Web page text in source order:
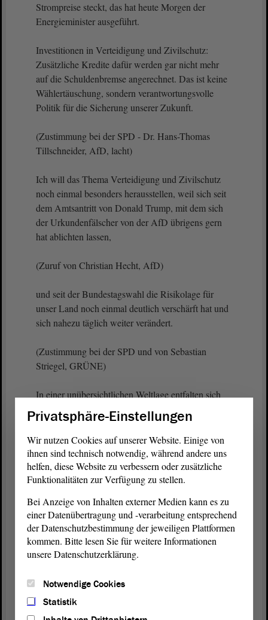
Strompreise steckt, das hat heute Morgen der
Energieminister ausgeführt.
Investitionen in Verteidigung und Zivilschutz:
Zusätzliche Kredite dafür werden gar nicht mehr
auf die Schuldenbremse angerechnet. Das ist keine
Wählertäuschung, sondern verantwortungsvolle
Politik für die Sicherung unserer Zukunft.
(Zustimmung bei der SPD - Dr. Hans-Thomas
Tillschneider, AfD, lacht)
Ich will das Thema Verteidigung und Zivilschutz
noch einmal besonders herausstellen, weil sich seit
dem Amtsantritt von Donald Trump, mit dem sich
der Urkundenfälscher von der AfD übrigens gern
hat ablichten lassen,
(Zuruf von Christian Hecht, AfD)
und seit der Bundestagswahl die Risikolage für
unser Land noch einmal deutlich verschärft hat und
sich nahezu täglich weiter verändert.
(Zustimmung bei der SPD und von Sebastian
Striegel, GRÜNE)
In einer unübersichtlichen Weltlage entfalten sich
immer mehr Konflikte. Auf der einen Seite stehen
Staaten, die nach innen autoritär ausgerichtet und
nach außen aggressiv sind. Auf der anderen Seite
stehen demokratische Rechtsstaaten, die das
Selbstbestimmungsrecht und die völkerrechtlich ga-
rantierten Grenzen respektieren. Europa geht den
(Zustimmung bei der SPD, bei den GRÜNEN und
von Andreas Silbersack, FDP)
dafür kämpfen. Auch dafür ist die Änderung des
Privatsphäre-Einstellungen
Wir nutzen Cookies auf unserer Website. Einige von
ihnen sind technisch notwendig, während andere uns
helfen, diese Website zu verbessern oder zusätzliche
Funktionalitäten zur Verfügung zu stellen.
Bei Anzeige von Inhalten externer Medien kann es zu
einer Datenübertragung und -verarbeitung entsprechend
der Datenschutzbestimmung der jeweiligen Plattformen
kommen. Bitte lesen Sie für weitere Informationen
unsere Datenschutzerklärung.
Notwendige Cookies
Statistik